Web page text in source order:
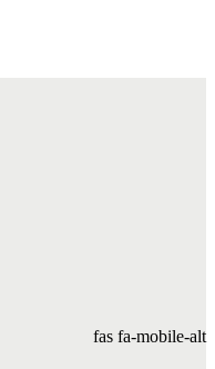
fas fa-mobile-alt